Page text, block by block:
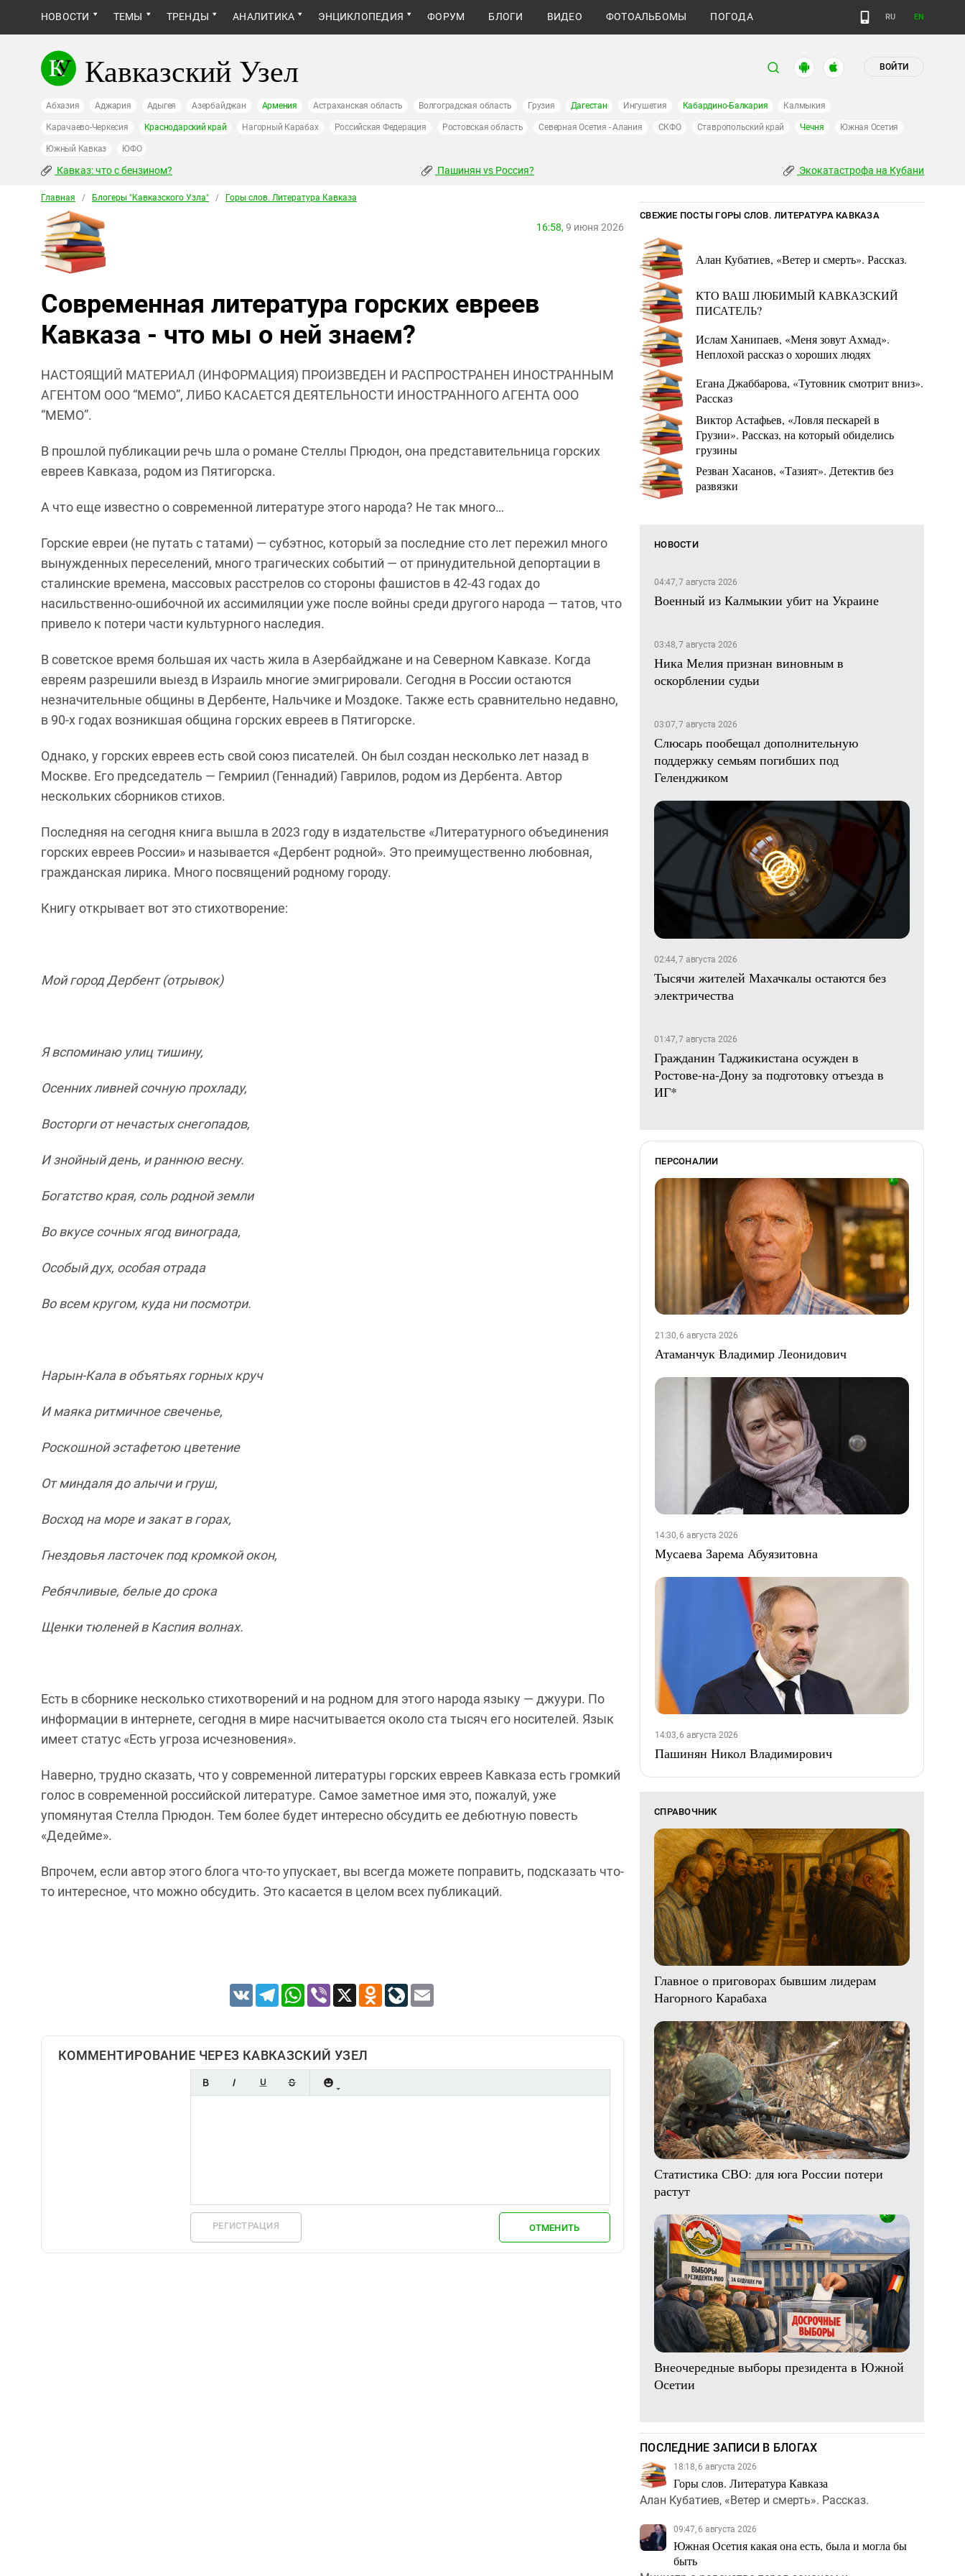
НОВОСТИ ТЕМЫ ТРЕНДЫ АНАЛИТИКА ЭНЦИКЛОПЕДИЯ ФОРУМ БЛОГИ ВИДЕО ФОТОАЛЬБОМЫ ПОГОДА RU EN
Кавказский Узел ВОЙТИ
Абхазия Аджария Адыгея Азербайджан Армения Астраханская область Волгоградская область Грузия Дагестан Ингушетия Кабардино-Балкария Калмыкия
Карачаево-Черкесия Краснодарский край Нагорный Карабах Российская Федерация Ростовская область Северная Осетия - Алания СКФО Ставропольский край Чечня Южная Осетия
Южный Кавказ ЮФО
Кавказ: что с бензином? Пашинян vs Россия? Экокатастрофа на Кубани
Главная / Блогеры "Кавказского Узла" / Горы слов. Литература Кавказа
16:58, 9 июня 2026
Современная литература горских евреев
Кавказа - что мы о ней знаем?
НАСТОЯЩИЙ МАТЕРИАЛ (ИНФОРМАЦИЯ) ПРОИЗВЕДЕН И РАСПРОСТРАНЕН ИНОСТРАННЫМ
АГЕНТОМ ООО “МЕМО”, ЛИБО КАСАЕТСЯ ДЕЯТЕЛЬНОСТИ ИНОСТРАННОГО АГЕНТА ООО
“МЕМО”.
В прошлой публикации речь шла о романе Стеллы Прюдон, она представительница горских
евреев Кавказа, родом из Пятигорска.
А что еще известно о современной литературе этого народа? Не так много…
Горские евреи (не путать с татами) — субэтнос, который за последние сто лет пережил много
вынужденных переселений, много трагических событий — от принудительной депортации в
сталинские времена, массовых расстрелов со стороны фашистов в 42-43 годах до
насильственно-ошибочной их ассимиляции уже после войны среди другого народа — татов, что
привело к потери части культурного наследия.
В советское время большая их часть жила в Азербайджане и на Северном Кавказе. Когда
евреям разрешили выезд в Израиль многие эмигрировали. Сегодня в России остаются
незначительные общины в Дербенте, Нальчике и Моздоке. Также есть сравнительно недавно,
в 90-х годах возникшая община горских евреев в Пятигорске.
Однако, у горских евреев есть свой союз писателей. Он был создан несколько лет назад в
Москве. Его председатель — Гемриил (Геннадий) Гаврилов, родом из Дербента. Автор
нескольких сборников стихов.
Последняя на сегодня книга вышла в 2023 году в издательстве «Литературного объединения
горских евреев России» и называется «Дербент родной». Это преимущественно любовная,
гражданская лирика. Много посвящений родному городу.
Книгу открывает вот это стихотворение:
Мой город Дербент (отрывок)
Я вспоминаю улиц тишину,
Осенних ливней сочную прохладу,
Восторги от нечастых снегопадов,
И знойный день, и раннюю весну.
Богатство края, соль родной земли
Во вкусе сочных ягод винограда,
Особый дух, особая отрада
Во всем кругом, куда ни посмотри.
Нарын-Кала в объятьях горных круч
И маяка ритмичное свеченье,
Роскошной эстафетою цветение
От миндаля до алычи и груш,
Восход на море и закат в горах,
Гнездовья ласточек под кромкой окон,
Ребячливые, белые до срока
Щенки тюленей в Каспия волнах.
Есть в сборнике несколько стихотворений и на родном для этого народа языку — джуури. По
информации в интернете, сегодня в мире насчитывается около ста тысяч его носителей. Язык
имеет статус «Есть угроза исчезновения».
Наверно, трудно сказать, что у современной литературы горских евреев Кавказа есть громкий
голос в современной российской литературе. Самое заметное имя это, пожалуй, уже
упомянутая Стелла Прюдон. Тем более будет интересно обсудить ее дебютную повесть
«Дедейме».
Впрочем, если автор этого блога что-то упускает, вы всегда можете поправить, подсказать что-
то интересное, что можно обсудить. Это касается в целом всех публикаций.
VK TelegramWhatsApp
Viber X Odnoklassniki
LiveJournal
КОММЕНТИРОВАНИЕ ЧЕРЕЗ КАВКАЗСКИЙ УЗЕЛ
РЕГИСТРАЦИЯ ОТМЕНИТЬ
СВЕЖИЕ ПОСТЫ ГОРЫ СЛОВ. ЛИТЕРАТУРА КАВКАЗА
Алан Кубатиев, «Ветер и смерть». Рассказ.
КТО ВАШ ЛЮБИМЫЙ КАВКАЗСКИЙ
ПИСАТЕЛЬ?
Ислам Ханипаев, «Меня зовут Ахмад».
Неплохой рассказ о хороших людях
Егана Джаббарова, «Тутовник смотрит вниз».
Рассказ
Виктор Астафьев, «Ловля пескарей в
Грузии». Рассказ, на который обиделись
грузины
Резван Хасанов, «Тазият». Детектив без
развязки
НОВОСТИ
04:47, 7 августа 2026
Военный из Калмыкии убит на Украине
03:48, 7 августа 2026
Ника Мелия признан виновным в
оскорблении судьи
03:07, 7 августа 2026
Слюсарь пообещал дополнительную
поддержку семьям погибших под
Геленджиком
02:44, 7 августа 2026
Тысячи жителей Махачкалы остаются без
электричества
01:47, 7 августа 2026
Гражданин Таджикистана осужден в
Ростове-на-Дону за подготовку отъезда в
ИГ*
ПЕРСОНАЛИИ
21:30, 6 августа 2026
Атаманчук Владимир Леонидович
14:30, 6 августа 2026
Мусаева Зарема Абуязитовна
14:03, 6 августа 2026
Пашинян Никол Владимирович
СПРАВОЧНИК
Главное о приговорах бывшим лидерам
Нагорного Карабаха
Статистика СВО: для юга России потери
растут
Внеочередные выборы президента в Южной
Осетии
ПОСЛЕДНИЕ ЗАПИСИ В БЛОГАХ
18:18, 6 августа 2026
Горы слов. Литература Кавказа
Алан Кубатиев, «Ветер и смерть». Рассказ.
09:47, 6 августа 2026
Южная Осетия какая она есть, была и могла бы
быть